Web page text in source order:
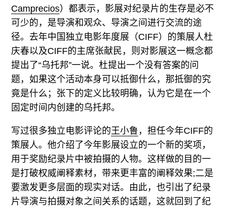
Camprecios）都表示，影展对纪录片的生存是必不
可少的，是导演和观众、导演之间进行交流的途
径。去年中国独立电影年度展（CIFF）的策展人杜
庆春以及CIFF的主席张献民，则对影展这一概念都
提出了“乌托邦”一说。杜提出一个没有答案的问
题，如果这个活动本身可以抵御什么，那抵御的究
竟是什么；张下的定义比较明确，认为它是在一个
固定时间内创建的乌托邦。
写过很多独立电影评论的王小鲁 ，担任今年CIFF的
策展人。他介绍了今年影展设立的一个新的奖项，
用于奖励纪录片中被拍摄的人物。这样做的目的一
是打破权威阐释素材，带来更丰富的阐释效果;二是
要激发更多层面的现实对话。由此，也引出了纪录
片导演与拍摄对象之间关系的话题，这就回到了纪